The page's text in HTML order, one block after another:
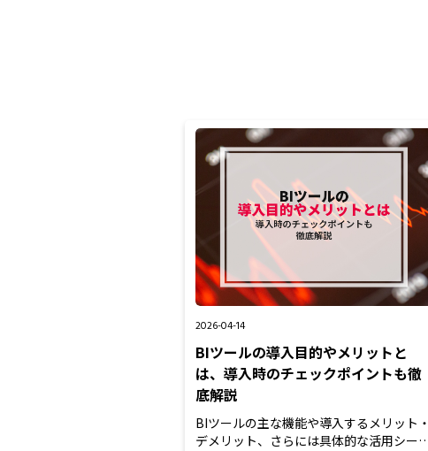
2026-04-14
BIツールの導入目的やメリットと
は、導入時のチェックポイントも徹
底解説
BIツールの主な機能や導入するメリット・
デメリット、さらには具体的な活用シー